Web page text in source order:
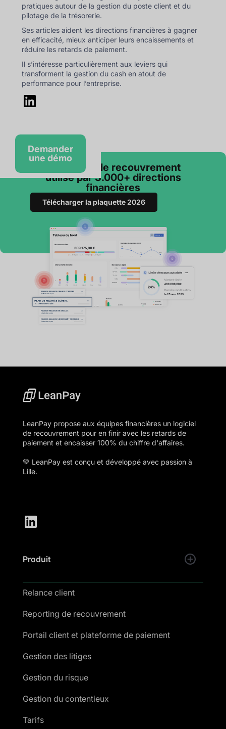
pratiques autour de la gestion du poste client et du
pilotage de la trésorerie.
Ses articles aident les directions financières à gagner
en efficacité, mieux anticiper leurs encaissements et
réduire les retards de paiement.
Il s’intéresse particulièrement aux leviers qui
transforment la gestion du cash en atout de
performance pour l’entreprise.
Demander
une démo
Le logiciel de recouvrement
utilisé par 3.000+ directions
financières
Télécharger la plaquette 2026
LeanPay propose aux équipes financières un logiciel
de recouvrement pour en finir avec les retards de
paiement et encaisser 100% du chiffre d'affaires.
💚 LeanPay est conçu et développé avec passion à
Lille.
Produit
Relance client
Reporting de recouvrement
Portail client et plateforme de paiement
Gestion des litiges
Gestion du risque
Gestion du contentieux
Tarifs